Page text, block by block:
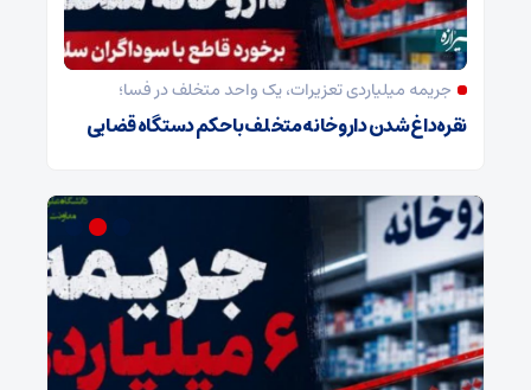
جریمه میلیاردی تعزیرات، یک واحد متخلف در فسا؛
نقره‌داغ شدن داروخانه متخلف با حکم دستگاه قضایی